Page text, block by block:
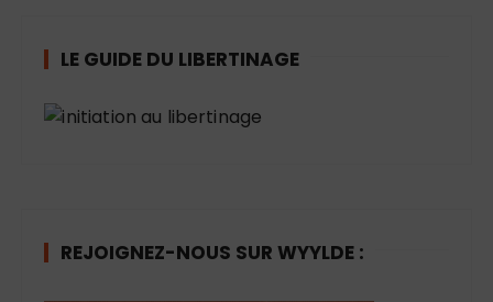
r
e
LE GUIDE DU LIBERTINAGE
REJOIGNEZ-NOUS SUR WYYLDE :